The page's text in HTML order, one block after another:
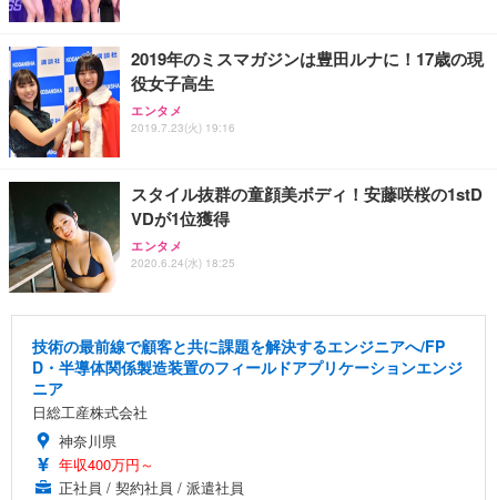
2019年のミスマガジンは豊田ルナに！17歳の現
役女子高生
エンタメ
2019.7.23(火) 19:16
スタイル抜群の童顔美ボディ！安藤咲桜の1stD
VDが1位獲得
エンタメ
2020.6.24(水) 18:25
技術の最前線で顧客と共に課題を解決するエンジニアへ/FP
D・半導体関係製造装置のフィールドアプリケーションエンジ
ニア
日総工産株式会社
神奈川県
年収400万円～
正社員 / 契約社員 / 派遣社員